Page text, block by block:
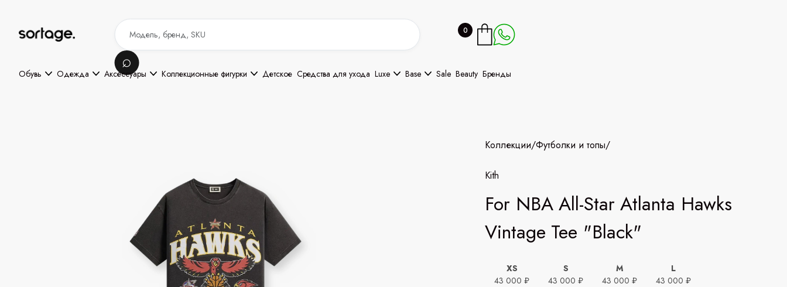
0
Обувь Одежда Аксессуары Коллекционные фигурки Детское Средства для ухода Luxe Base Sale Beauty Бренды
Коллекции/Футболки и топы/
Kith
For NBA All-Star Atlanta Hawks
Vintage Tee "Black"
XS
43 000 ₽
S
43 000 ₽
M
43 000 ₽
L
43 000 ₽